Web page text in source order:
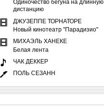
Одиночество бегуна на длинную
дистанцию
ДЖУЗЕППЕ ТОРНАТОРЕ
Новый кинотеатр "Парадизио"
МИХАЭЛЬ ХАНЕКЕ
Белая лента
ЧАК ДЕККЕР
ПОЛЬ СЕЗАНН